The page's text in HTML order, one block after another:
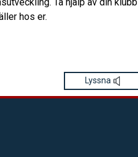
hos er.
Lyssna